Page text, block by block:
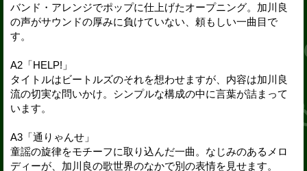
バンド・アレンジでポップに仕上げたオープニング。加川良
の声がサウンドの厚みに負けていない、頼もしい一曲目で
す。
A2「HELP!」
タイトルはビートルズのそれを想わせますが、内容は加川良
流の切実な問いかけ。シンプルな構成の中に言葉が詰まって
います。
A3「通りゃんせ」
童謡の旋律をモチーフに取り込んだ一曲。なじみのあるメロ
ディーが、加川良の歌世界のなかで別の表情を見せます。